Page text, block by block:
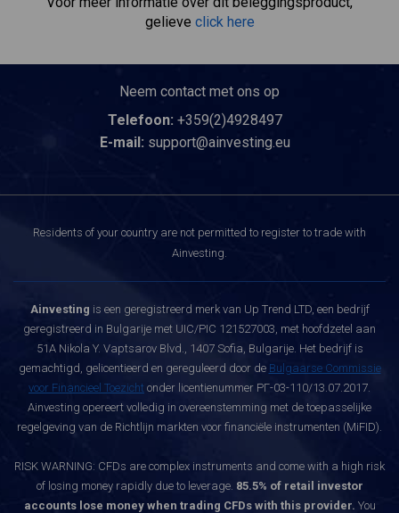
gelieve click here
Neem contact met ons op
Telefoon: +359(2)4928497
E-mail: support@ainvesting.eu
Residents of your country are not permitted to register to trade with
Ainvesting.
Ainvesting is een geregistreerd merk van Up Trend LTD, een bedrijf
geregistreerd in Bulgarije met UIC/PIC 121527003, met hoofdzetel aan
51A Nikola Y. Vaptsarov Blvd., 1407 Sofia, Bulgarije. Het bedrijf is
gemachtigd, gelicentieerd en gereguleerd door de Bulgaarse Commissie
voor Financieel Toezicht onder licentienummer РГ-03-110/13.07.2017.
Ainvesting opereert volledig in overeenstemming met de toepasselijke
regelgeving van de Richtlijn markten voor financiële instrumenten (MiFID).
RISK WARNING: CFDs are complex instruments and come with a high risk
of losing money rapidly due to leverage. 85.5% of retail investor
accounts lose money when trading CFDs with this provider. You